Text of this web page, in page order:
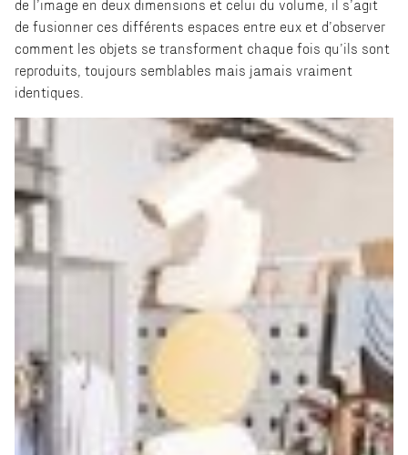
de l’image en deux dimensions et celui du volume, il s’agit
de fusionner ces différents espaces entre eux et d’observer
comment les objets se transforment chaque fois qu’ils sont
reproduits, toujours semblables mais jamais vraiment
identiques.